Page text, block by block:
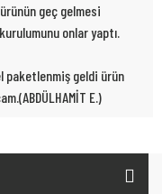
geç gelmesi
onlar yaptı.
paketlenmiş geldi ürün
E.)